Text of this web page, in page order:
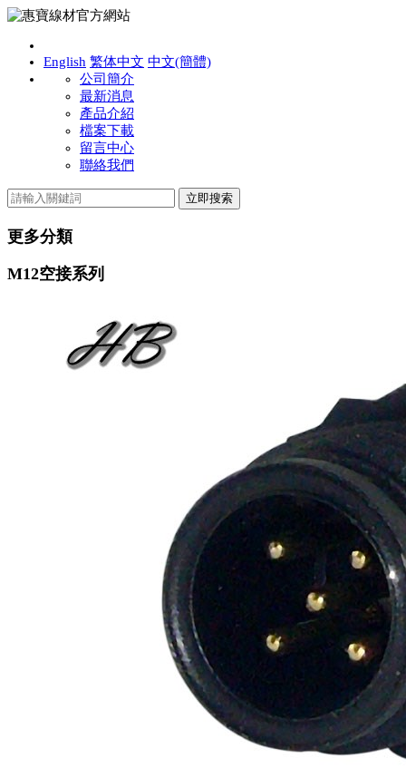
English 繁体中文 中文(簡體)
公司簡介
最新消息
產品介紹
檔案下載
留言中心
聯絡我們
更多分類
M12空接系列